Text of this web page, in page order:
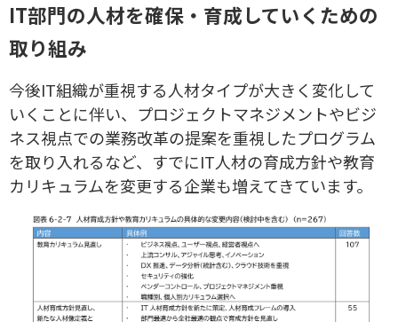
IT部門の人材を確保・育成していくための
取り組み
今後IT組織が重視する人材タイプが大きく変化して
いくことに伴い、プロジェクトマネジメントやビジ
ネス視点での業務改革の提案を重視したプログラム
を取り入れるなど、すでにIT人材の育成方針や教育
カリキュラムを変更する企業も増えてきています。